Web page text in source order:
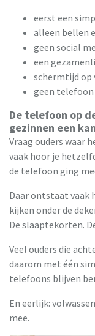
eerst een
alleen bellen
geen social
een
schermtijd op
geen telefoon
De telefoon op
gezinnen een
Vraag ouders waar
vaak hoor je
de telefoon ging
Daar ontstaat vaak
kijken onder de
De slaaptekorten.
Veel ouders die
daarom met één
telefoons blijven
En eerlijk:
mee.